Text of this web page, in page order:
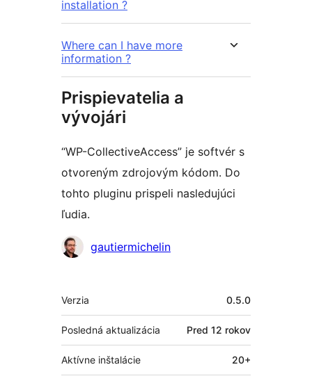
installation ?
Where can I have more
information ?
Prispievatelia a
vývojári
“WP-CollectiveAccess” je softvér s
otvoreným zdrojovým kódom. Do
tohto pluginu prispeli nasledujúci
ľudia.
Prispievatelia
gautiermichelin
Meta
Verzia 0.5.0
Posledná aktualizácia Pred 12 rokov
Aktívne inštalácie 20+